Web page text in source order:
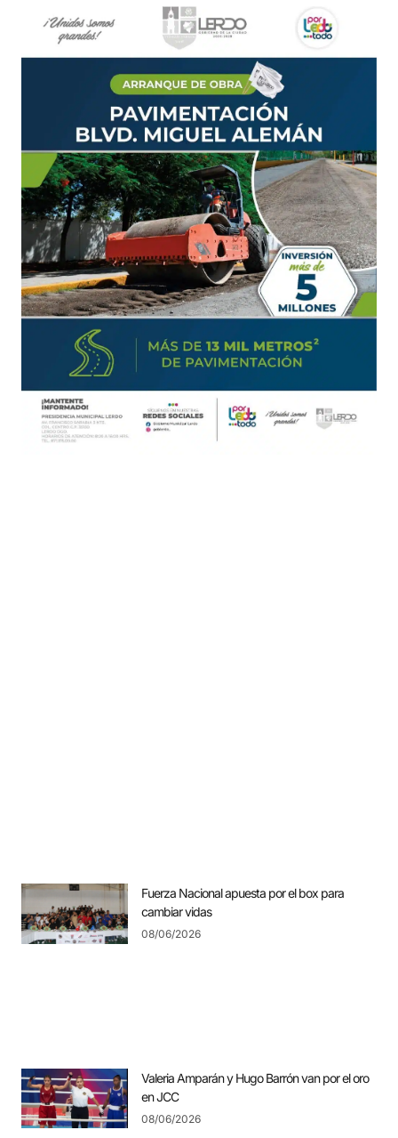
Fuerza Nacional apuesta por el box para
cambiar vidas
08/06/2026
Valeria Amparán y Hugo Barrón van por el oro
en JCC
08/06/2026